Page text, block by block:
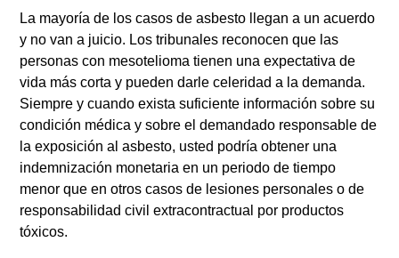
La mayoría de los casos de asbesto llegan a un acuerdo
y no van a juicio. Los tribunales reconocen que las
personas con mesotelioma tienen una expectativa de
vida más corta y pueden darle celeridad a la demanda.
Siempre y cuando exista suficiente información sobre su
condición médica y sobre el demandado responsable de
la exposición al asbesto, usted podría obtener una
indemnización monetaria en un periodo de tiempo
menor que en otros casos de lesiones personales o de
responsabilidad civil extracontractual por productos
tóxicos.